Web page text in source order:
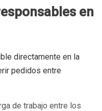
en
directamente en la
pedidos entre
de trabajo entre los